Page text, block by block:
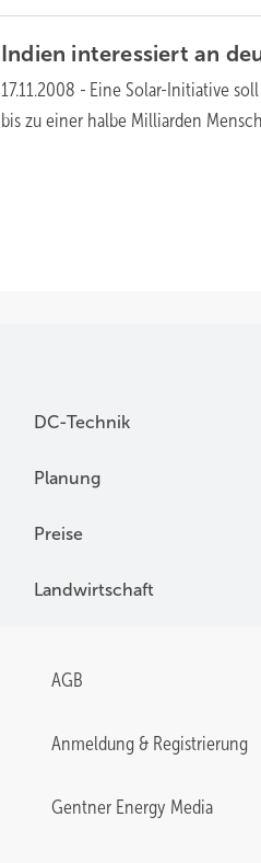
Indien interessiert an
17.11.2008 - Eine Solar-Initiative
bis zu einer halbe Milliarden
DC-Technik
Planung
Preise
Landwirtschaft
AGB
Anmeldung & Registrierung
Gentner Energy Media